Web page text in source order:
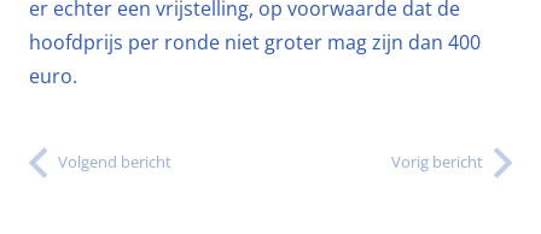
er echter een vrijstelling, op voorwaarde dat de
hoofdprijs per ronde niet groter mag zijn dan 400
euro.
Volgend bericht Vorig bericht